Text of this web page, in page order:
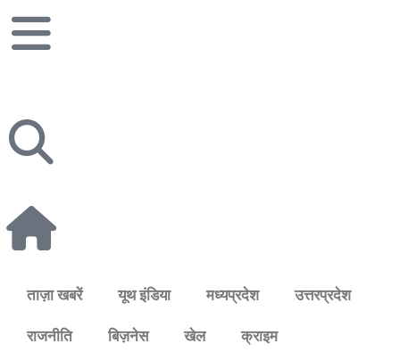
ताज़ा खबरें यूथ इंडिया मध्यप्रदेश उत्तरप्रदेश
राजनीति बिज़नेस खेल क्राइम